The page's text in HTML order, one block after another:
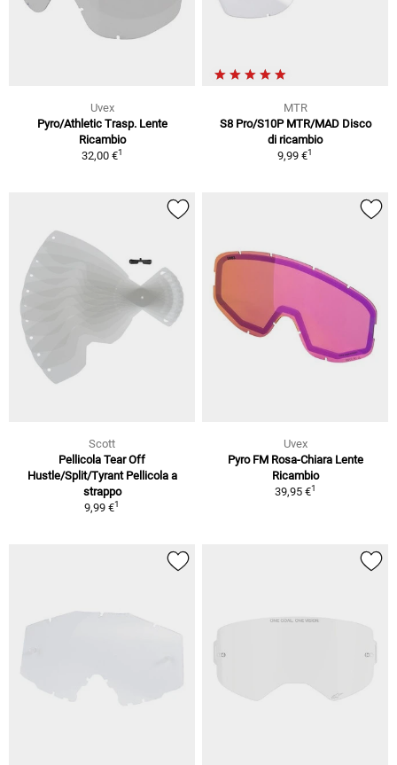
Uvex
Pyro/Athletic Trasp. Lente
Ricambio
32,00 €1
MTR
S8 Pro/S10P MTR/MAD Disco
di ricambio
9,99 €1
Scott
Pellicola Tear Off
Hustle/Split/Tyrant Pellicola a
strappo
9,99 €1
Uvex
Pyro FM Rosa-Chiara Lente
Ricambio
39,95 €1